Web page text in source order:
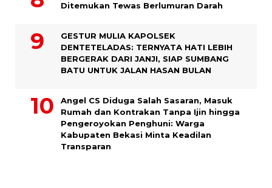
Ditemukan Tewas Berlumuran Darah
GESTUR MULIA KAPOLSEK
DENTETELADAS: TERNYATA HATI LEBIH
BERGERAK DARI JANJI, SIAP SUMBANG
BATU UNTUK JALAN HASAN BULAN
Angel CS Diduga Salah Sasaran, Masuk
Rumah dan Kontrakan Tanpa Ijin hingga
Pengeroyokan Penghuni: Warga
Kabupaten Bekasi Minta Keadilan
Transparan